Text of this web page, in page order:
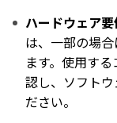
ハードウェア
は、一部の場
ます。使用す
認し、ソフト
ださい。